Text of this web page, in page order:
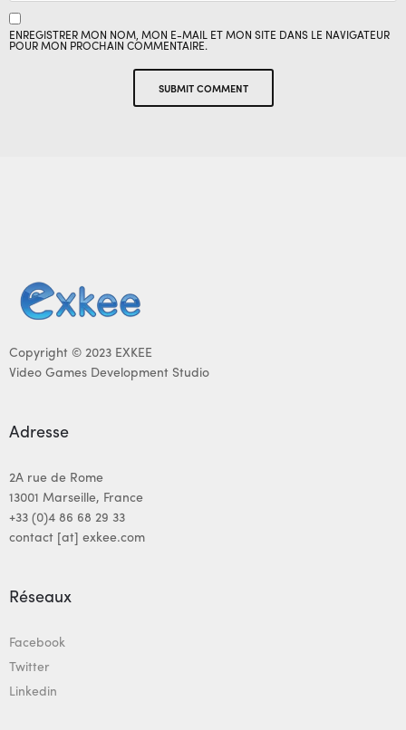
ENREGISTRER MON NOM, MON E-MAIL ET MON SITE DANS LE NAVIGATEUR
POUR MON PROCHAIN COMMENTAIRE.
Copyright © 2023 EXKEE
Video Games Development Studio
Adresse
2A rue de Rome
13001 Marseille, France
+33 (0)4 86 68 29 33
contact [at] exkee.com
Réseaux
Facebook
Twitter
Linkedin